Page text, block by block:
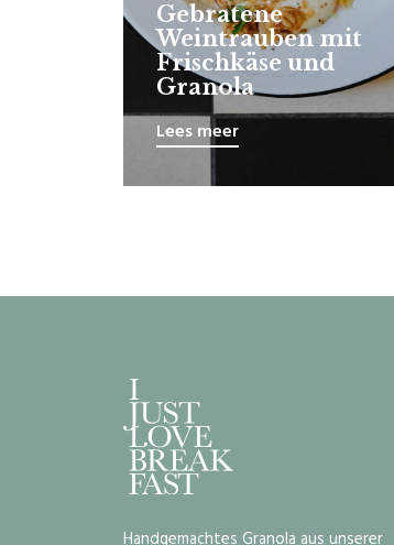
Gebratene
Weintrauben mit
Frischkäse und
Granola
Lees meer
Handgemachtes Granola aus unserer